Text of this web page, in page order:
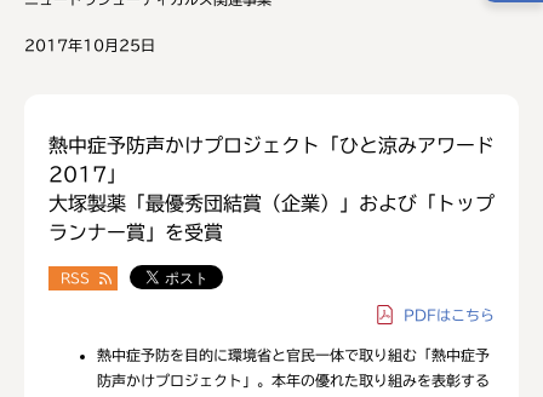
2017年10月25日
熱中症予防声かけプロジェクト「ひと涼みアワード
2017」
大塚製薬「最優秀団結賞（企業）」および「トップ
ランナー賞」を受賞
RSS
PDFはこちら
熱中症予防を目的に環境省と官民一体で取り組む「熱中症予
防声かけプロジェクト」。本年の優れた取り組みを表彰する